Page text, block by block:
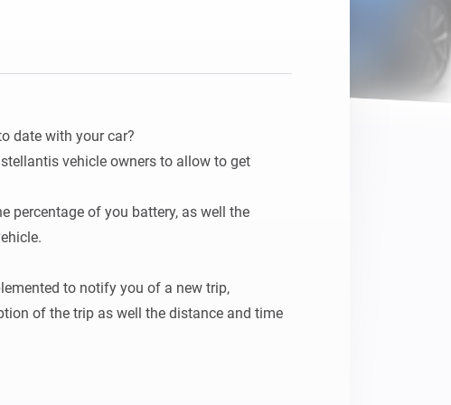
date with your car?
vehicle owners to allow to get
percentage of you battery, as well the
to notify you of a new trip,
of the trip as well the distance and time